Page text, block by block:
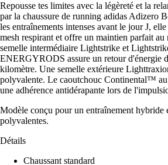
Repousse tes limites avec la légèreté et la
par la chaussure de running adidas Adizero
les entraînements intenses avant le jour J,
mesh respirant et offre un maintien parfait
semelle intermédiaire Lightstrike et
ENERGYRODS assure un retour d'énergie
kilomètre. Une semelle extérieure
polyvalente. Le caoutchouc Continental™
une adhérence antidérapante lors de
Modèle conçu pour un entraînement hybride
polyvalentes.
Détails
Chaussant standard